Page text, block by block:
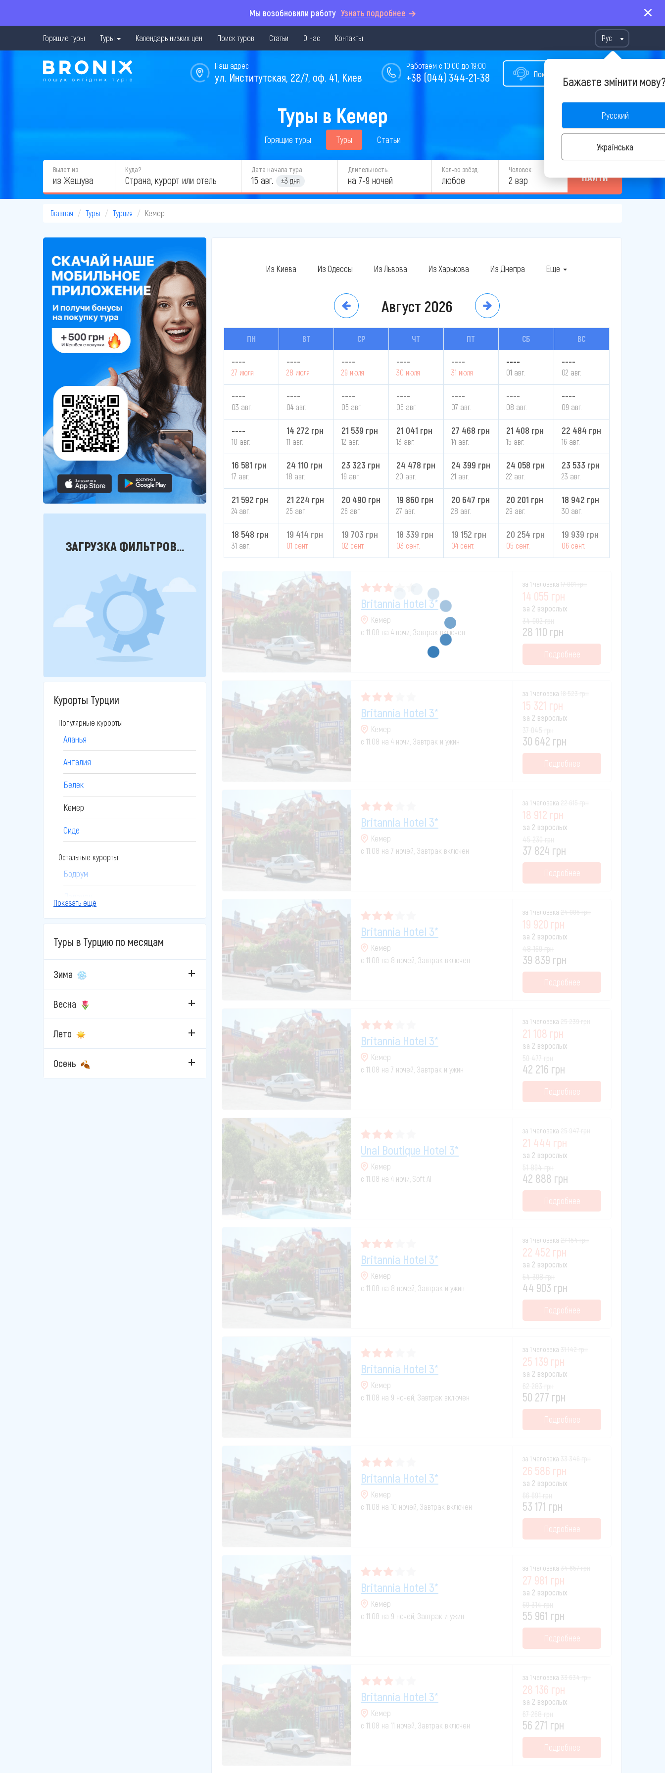
Мы возобновили работу Узнать подробнее
Горящие туры Туры Календарь низких цен Поиск туров Статьи О нас Контакты Рус
Бажаєте змінити
Русский
Українська
Помощь в подборе тура
Работаем с 10:00 до 19:00
+38 (044) 344-21-38
Наш адрес
ул. Институтская, 22/7, оф. 41, Киев
Туры в Кемер
Горящие туры Туры Статьи
Вылет из
из Жешува
Куда? Дата начала тура:
15 авг. ±3 дня
Длительность:
на 7-9 ночей
Кол-во звёзд:
любое
Человек:
2 взр НАЙТИ
Главная Туры Турция Кемер
ЗАГРУЗКА ФИЛЬТРОВ...
Курорты Турции
Популярные курорты
Аланья
Анталия
Белек
Кемер
Сиде
Остальные курорты
Бодрум
Дидим
Измир
Каппадокия
Кушадасы
Мармарис
Фетхие
Показать ещё
Туры в Турцию по месяцам
Зима
Весна
Лето
Осень
Из Киева Из Одессы Из Львова Из Харькова Из Днепра Еще
Август 2026
ПН ВТ СР ЧТ ПТ СБ ВС
----
27 июля
----
28 июля
----
29 июля
----
30 июля
----
31 июля
----
01 авг.
----
02 авг.
----
03 авг.
----
04 авг.
----
05 авг.
----
06 авг.
----
07 авг.
----
08 авг.
----
09 авг.
----
10 авг.
14 272 грн
11 авг.
21 539 грн
12 авг.
21 041 грн
13 авг.
27 468 грн
14 авг.
21 408 грн
15 авг.
22 484 грн
16 авг.
16 581 грн
17 авг.
24 110 грн
18 авг.
23 323 грн
19 авг.
24 478 грн
20 авг.
24 399 грн
21 авг.
24 058 грн
22 авг.
23 533 грн
23 авг.
21 592 грн
24 авг.
21 224 грн
25 авг.
20 490 грн
26 авг.
19 860 грн
27 авг.
20 647 грн
28 авг.
20 201 грн
29 авг.
18 942 грн
30 авг.
18 548 грн
31 авг.
19 414 грн
01 сент.
19 703 грн
02 сент.
18 339 грн
03 сент.
19 152 грн
04 сент.
20 254 грн
05 сент.
19 939 грн
06 сент.
Britannia Hotel 3*
Кемер
с 11.08 на 4 ночи, Завтрак включен
за 1 человека
14 055 грн
за 2 взрослых
28 110 грн
Подробнее
Britannia Hotel 3*
Кемер
с 11.08 на 4 ночи, Завтрак и ужин
за 1 человека
15 321 грн
за 2 взрослых
30 642 грн
Подробнее
Britannia Hotel 3*
Кемер
с 11.08 на 7 ночей, Завтрак включен
за 1 человека
18 912 грн
за 2 взрослых
37 824 грн
Подробнее
Britannia Hotel 3*
Кемер
с 11.08 на 8 ночей, Завтрак включен
за 1 человека
19 920 грн
за 2 взрослых
39 839 грн
Подробнее
Britannia Hotel 3*
Кемер
с 11.08 на 7 ночей, Завтрак и ужин
за 1 человека
21 108 грн
за 2 взрослых
42 216 грн
Подробнее
Unal Boutique Hotel 3*
Кемер
с 11.08 на 4 ночи, Soft AI
за 1 человека
21 444 грн
за 2 взрослых
42 888 грн
Подробнее
Britannia Hotel 3*
Кемер
с 11.08 на 8 ночей, Завтрак и ужин
за 1 человека
22 452 грн
за 2 взрослых
44 903 грн
Подробнее
Britannia Hotel 3*
Кемер
с 11.08 на 9 ночей, Завтрак включен
за 1 человека
25 139 грн
за 2 взрослых
50 277 грн
Подробнее
Britannia Hotel 3*
Кемер
с 11.08 на 10 ночей, Завтрак включен
за 1 человека
26 586 грн
за 2 взрослых
53 171 грн
Подробнее
Britannia Hotel 3*
Кемер
с 11.08 на 9 ночей, Завтрак и ужин
за 1 человека
27 981 грн
за 2 взрослых
55 961 грн
Подробнее
Britannia Hotel 3*
Кемер
с 11.08 на 11 ночей, Завтрак включен
за 1 человека
28 136 грн
за 2 взрослых
56 271 грн
Подробнее